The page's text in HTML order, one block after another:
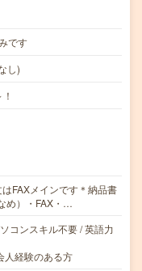
です
し)
FAXメインです＊納品書
め）・FAX・…
コンスキル不要 / 英語力
人経験のある方